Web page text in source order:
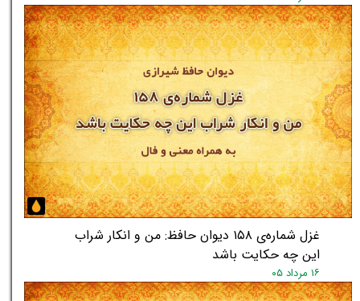
★★
غزل شماره‌ی ۱۵۸ دیوان حافظ: من و انکار شراب
این چه حکایت باشد
۱۶ مرداد ۰۵